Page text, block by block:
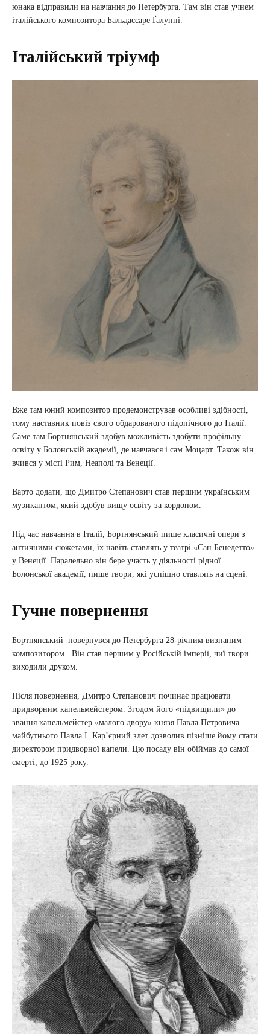
юнака відправили на навчання до Петербурга. Там він став учнем
італійського композитора Бальдассаре Ґалуппі.
Італійський тріумф
Вже там юний композитор продемонстрував особливі здібності,
тому наставник повіз свого обдарованого підопічного до Італії.
Саме там Бортнянський здобув можливість здобути профільну
освіту у Болонській академії, де навчався і сам Моцарт. Також він
вчився у місті Рим, Неаполі та Венеції.
Варто додати, що Дмитро Степанович став першим українським
музикантом, який здобув вищу освіту за кордоном.
Під час навчання в Італії, Бортнянський пише класичні опери з
античними сюжетами, їх навіть ставлять у театрі «Сан Бенедетто»
у Венеції. Паралельно він бере участь у діяльності рідної
Болонської академії, пише твори, які успішно ставлять на сцені.
Гучне повернення
Бортнянський повернувся до Петербурга 28-річним визнаним
композитором. Він став першим у Російській імперії, чиї твори
виходили друком.
Після повернення, Дмитро Степанович починає працювати
придворним капельмейстером. Згодом його «підвищили» до
звання капельмейстер «малого двору» князя Павла Петровича –
майбутнього Павла І. Кар’єрний злет дозволив пізніше йому стати
директором придворної капели. Цю посаду він обіймав до самої
смерті, до 1925 року.